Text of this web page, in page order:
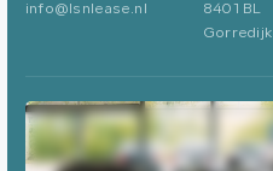
info@lsnlease.nl
8401 BL
Gorredijk